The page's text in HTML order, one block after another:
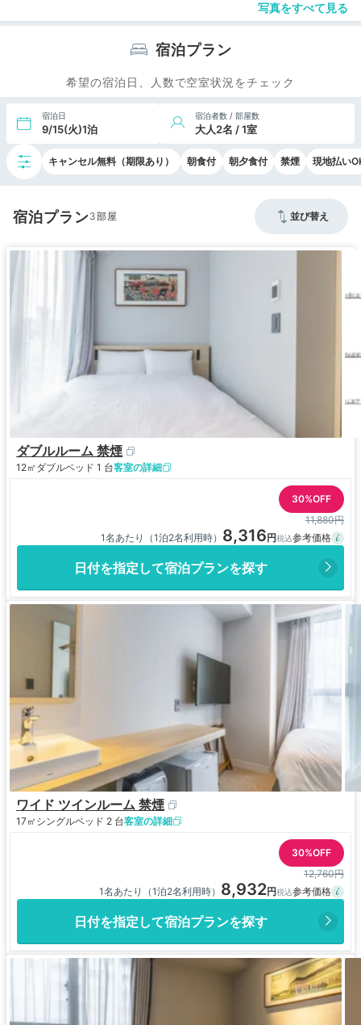
写真をすべて見る
宿泊プラン
希望の宿泊日、人数で空室状況をチェック
宿泊日
9/15(火)1泊
宿泊者数 / 部屋数
大人2名 / 1室
キャンセル無料（期限あり） 朝食付 朝夕食付 禁煙 現地払い
宿泊プラン3 並び替え
ダブルルーム 禁煙
12㎡ ダブルベッド 1 台客室の詳細
30%OFF
11,880円
1名あたり（1泊2名利用時） 8,316
日付を指定して宿泊プランを探す
ワイド ツインルーム 禁煙
17㎡ シングルベッド 2 台客室の詳細
30%OFF
12,760円
1名あたり（1泊2名利用時） 8,932
日付を指定して宿泊プランを探す